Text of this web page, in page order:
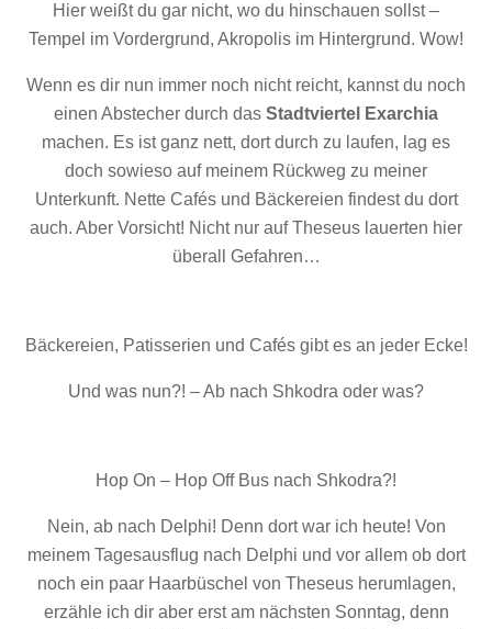
Hier weißt du gar nicht, wo du hinschauen sollst –
Tempel im Vordergrund, Akropolis im Hintergrund. Wow!
Wenn es dir nun immer noch nicht reicht, kannst du noch
einen Abstecher durch das Stadtviertel Exarchia
machen. Es ist ganz nett, dort durch zu laufen, lag es
doch sowieso auf meinem Rückweg zu meiner
Unterkunft. Nette Cafés und Bäckereien findest du dort
auch. Aber Vorsicht! Nicht nur auf Theseus lauerten hier
überall Gefahren…
Bäckereien, Patisserien und Cafés gibt es an jeder Ecke!
Und was nun?! – Ab nach Shkodra oder was?
Hop On – Hop Off Bus nach Shkodra?!
Nein, ab nach Delphi! Denn dort war ich heute! Von
meinem Tagesausflug nach Delphi und vor allem ob dort
noch ein paar Haarbüschel von Theseus herumlagen,
erzähle ich dir aber erst am nächsten Sonntag, denn